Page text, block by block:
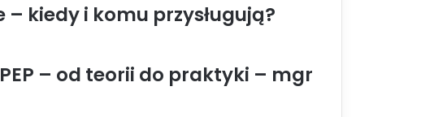
kiedy i komu przysługują?
– od teorii do praktyki – mgr